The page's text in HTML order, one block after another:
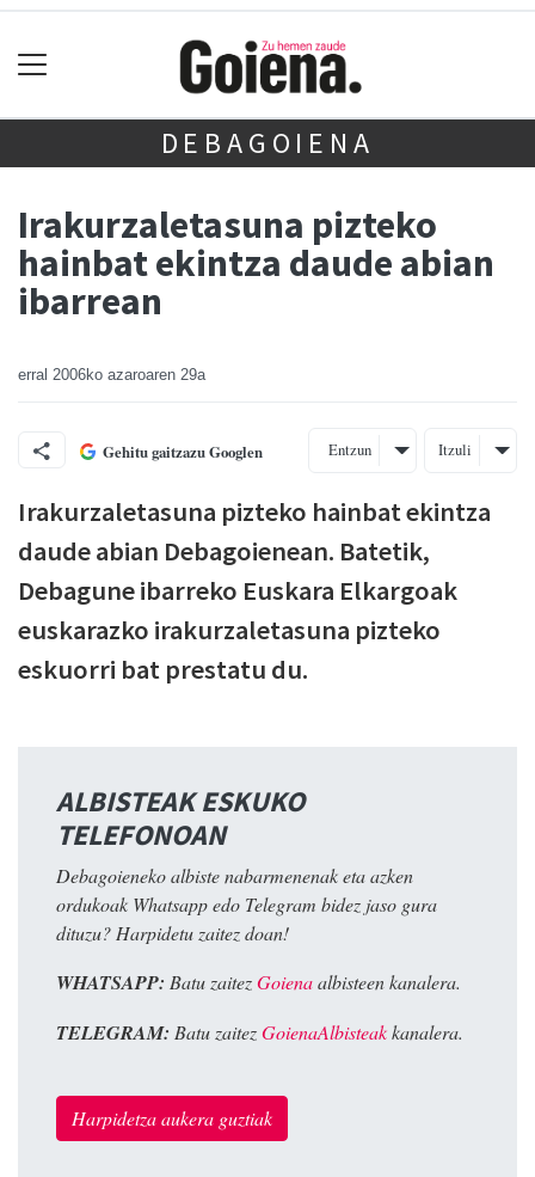
DEBAGOIENA
Irakurzaletasuna pizteko
hainbat ekintza daude abian
ibarrean
erral 2006ko azaroaren 29a
Gehitu gaitzazu Googlen Entzun Itzuli
Irakurzaletasuna pizteko hainbat ekintza
daude abian Debagoienean. Batetik,
Debagune ibarreko Euskara Elkargoak
euskarazko irakurzaletasuna pizteko
eskuorri bat prestatu du.
ALBISTEAK ESKUKO
TELEFONOAN
Debagoieneko albiste nabarmenenak eta azken
ordukoak Whatsapp edo Telegram bidez jaso gura
dituzu? Harpidetu zaitez doan!
WHATSAPP: Batu zaitezGoienaalbisteen kanalera.
TELEGRAM: Batu zaitezGoienaAlbisteakkanalera.
Harpidetza aukera guztiak